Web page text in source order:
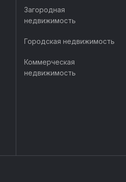
Загородная
недвижимость
Городская недвижимость
Коммерческая
недвижимость